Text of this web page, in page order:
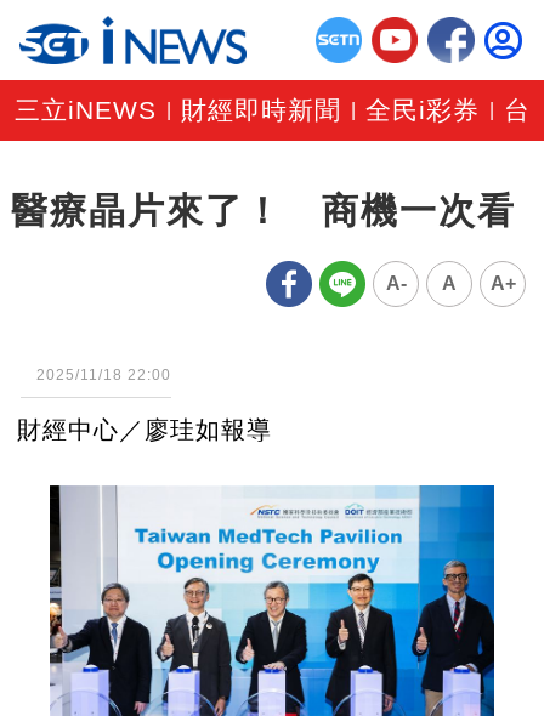
三立iNEWS 財經即時新聞 |全民i彩券 台
醫療晶片來了！ 商機一次看
A- A A+
2025/11/18 22:00
財經中心／廖珪如報導